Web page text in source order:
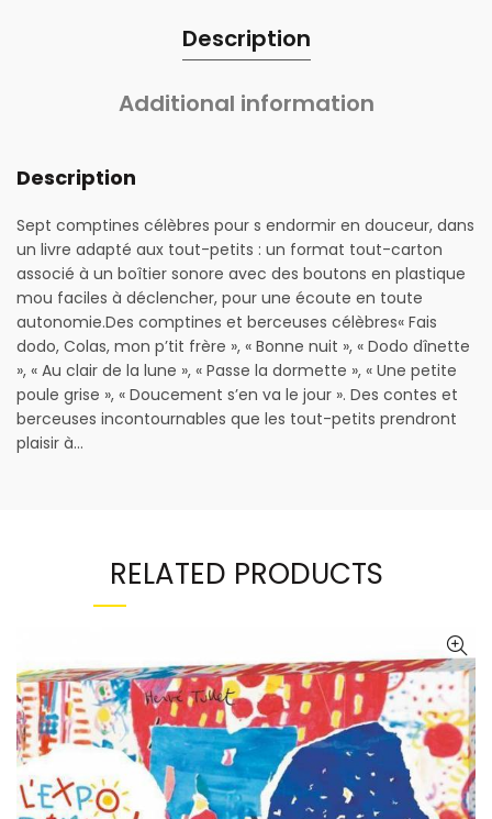
Description
Additional information
Description
Sept comptines célèbres pour s endormir en douceur, dans
un livre adapté aux tout-petits : un format tout-carton
associé à un boîtier sonore avec des boutons en plastique
mou faciles à déclencher, pour une écoute en toute
autonomie.Des comptines et berceuses célèbres« Fais
dodo, Colas, mon p’tit frère », « Bonne nuit », « Dodo dînette
», « Au clair de la lune », « Passe la dormette », « Une petite
poule grise », « Doucement s’en va le jour ». Des contes et
berceuses incontournables que les tout-petits prendront
plaisir à…
RELATED PRODUCTS